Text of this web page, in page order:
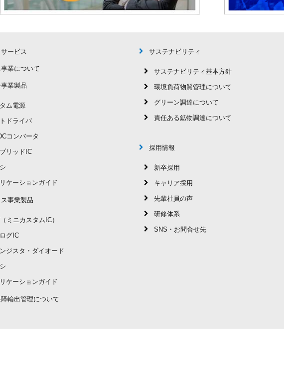
ービス
業について
業製品
ム電源
ドライバ
コンバータ
リッドIC
ケーションガイド
事業製品
ミニカスタムIC）
グIC
ジスタ・ダイオード
ケーションガイド
輸出管理について
サステナビリティ
サステナビリティ基本方針
環境負荷物質管理について
グリーン調達について
責任ある鉱物調達について
採用情報
新卒採用
キャリア採用
先輩社員の声
研修体系
SNS・お問合せ先